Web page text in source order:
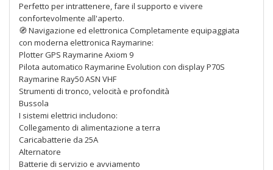
Perfetto per intrattenere, fare il supporto e vivere
confortevolmente all'aperto.
🧭 Navigazione ed elettronica Completamente equipaggiata
con moderna elettronica Raymarine:
Plotter GPS Raymarine Axiom 9
Pilota automatico Raymarine Evolution con display P70S
Raymarine Ray50 ASN VHF
Strumenti di tronco, velocità e profondità
Bussola
I sistemi elettrici includono:
Collegamento di alimentazione a terra
Caricabatterie da 25A
Alternatore
Batterie di servizio e avviamento